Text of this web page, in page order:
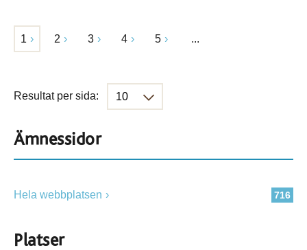
1 2 3 4 5 ...
Resultat per sida:
Ämnessidor
716
Hela webbplatsen
Platser